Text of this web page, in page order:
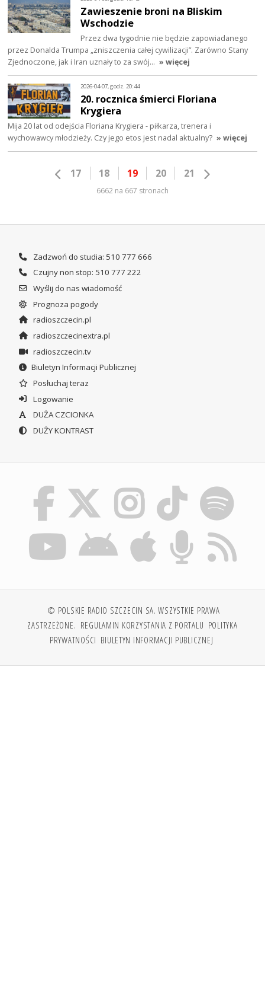
Zawieszenie broni na Bliskim
Wschodzie
Przez dwa tygodnie nie będzie zapowiadanego
przez Donalda Trumpa „zniszczenia całej cywilizacji”. Zarówno Stany
Zjednoczone, jak i Iran uznały to za swój… » więcej
2026-04-07, godz. 20:44
20. rocznica śmierci Floriana
Krygiera
Mija 20 lat od odejścia Floriana Krygiera - piłkarza, trenera i
wychowawcy młodzieży. Czy jego etos jest nadal aktualny? » więcej
17 18 19 20 21
6662 na 667 stronach
Zadzwoń do studia: 510 777 666
Czujny non stop: 510 777 222
Wyślij do nas wiadomość
Prognoza pogody
radioszczecin.pl
radioszczecinextra.pl
radioszczecin.tv
Biuletyn Informacji Publicznej
Posłuchaj teraz
Logowanie
DUŻA CZCIONKA
DUŻY KONTRAST
© POLSKIE RADIO SZCZECIN SA. WSZYSTKIE PRAWA
ZASTRZEŻONE. REGULAMIN KORZYSTANIA Z PORTALU POLITYKA
PRYWATNOŚCI BIULETYN INFORMACJI PUBLICZNEJ